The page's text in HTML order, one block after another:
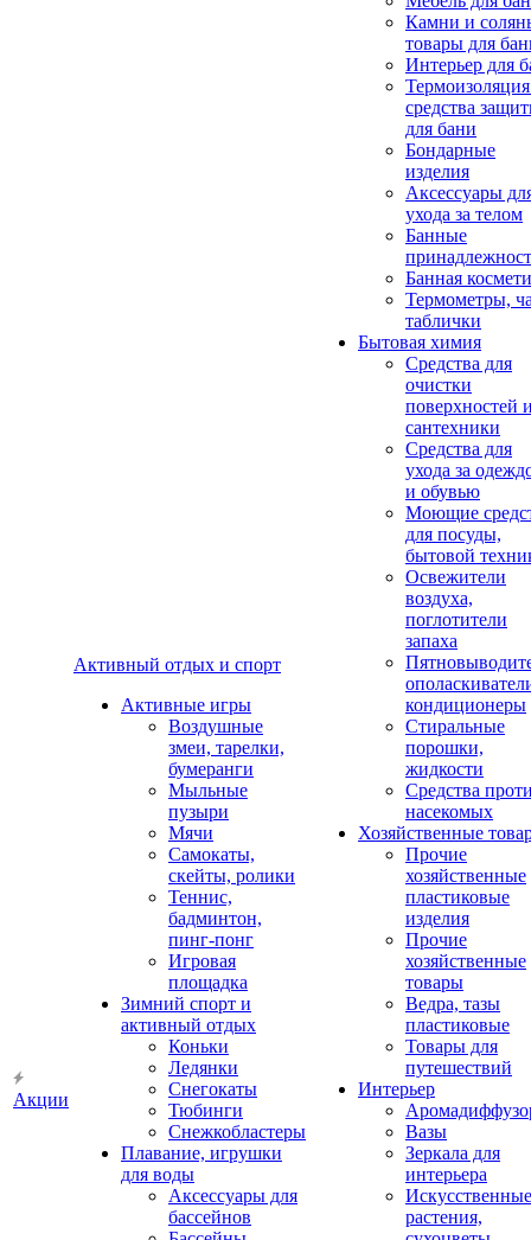
Акции
Активный отдых и спорт
Активные игры
Воздушные
змеи, тарелки,
бумеранги
Мыльные
пузыри
Мячи
Самокаты,
скейты, ролики
Теннис,
бадминтон,
пинг-понг
Игровая
площадка
Зимний спорт и
активный отдых
Коньки
Ледянки
Снегокаты
Тюбинги
Снежкобластеры
Плавание, игрушки
для воды
Аксессуары для
бассейнов
Камни и
товары для
Интерьер для
средства
для бани
Бондарные
изделия
Аксеcсуары
ухода за телом
Банные
Банная
Термометры,
таблички
Бытовая химия
Средства для
очистки
поверхностей
сантехники
Средства для
ухода за
и обувью
Моющие
для посуды,
бытовой
Освежители
воздуха,
поглотители
запаха
кондиционеры
Стиральные
порошки,
жидкости
Средства
насекомых
Хозяйственные
Прочие
хозяйственные
пластиковые
изделия
Прочие
хозяйственные
товары
Ведра, тазы
пластиковые
Товары для
путешествий
Интерьер
Вазы
Зеркала для
интерьера
Искусственные
растения,